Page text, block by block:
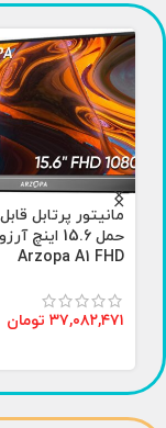
مانیتور پرتابل قابل
حمل 15.6 اینچ
Arzopa A1 FHD
۳۷,۰۸۲,۴۷۱ تومان